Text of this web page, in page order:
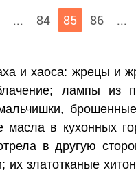
... 84 85 86 ...
и хаоса: жрецы и
лампы из
в кухонных
в другую
их златотканые